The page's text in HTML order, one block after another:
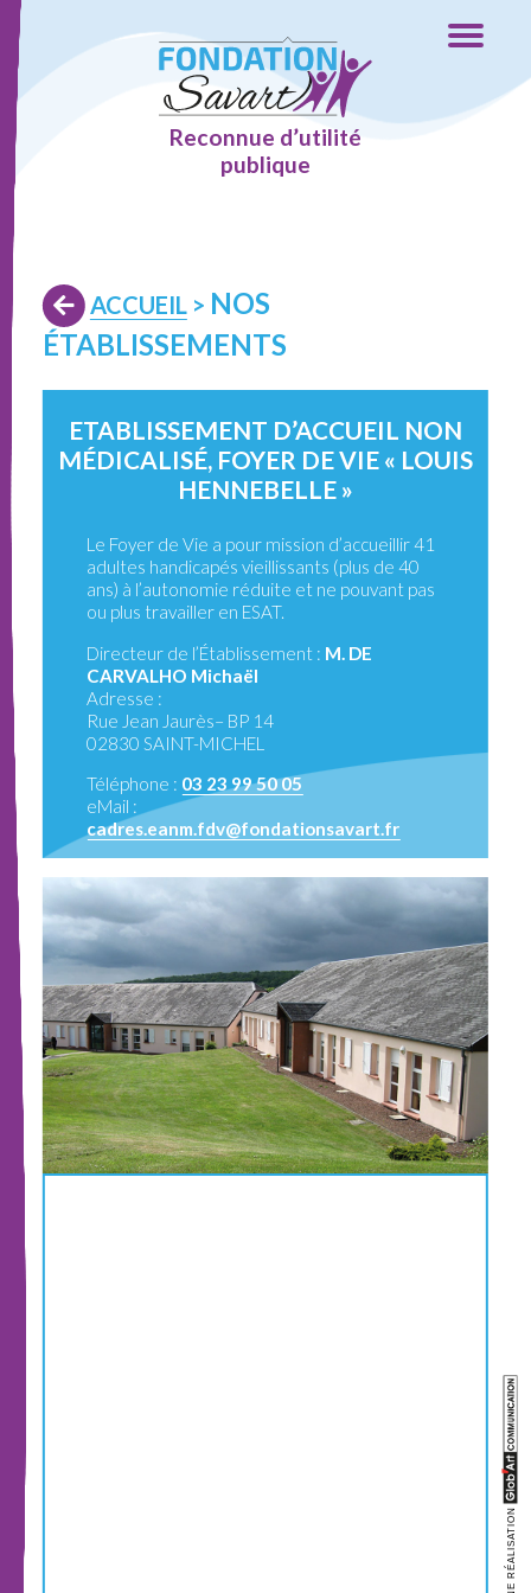
UNE RÉALISATION
Reconnue d’utilité
publique
ACCUEIL> NOS
ÉTABLISSEMENTS
ETABLISSEMENT D’ACCUEIL NON
MÉDICALISÉ, FOYER DE VIE « LOUIS
HENNEBELLE »
Le Foyer de Vie a pour mission d’accueillir 41
adultes handicapés vieillissants (plus de 40
ans) à l’autonomie réduite et ne pouvant pas
ou plus travailler en ESAT.
Directeur de l’Établissement : M. DE
CARVALHO Michaël
Adresse :
Rue Jean Jaurès– BP 14
02830 SAINT-MICHEL
Téléphone : 03 23 99 50 05
eMail :
cadres.eanm.fdv@fondationsavart.fr